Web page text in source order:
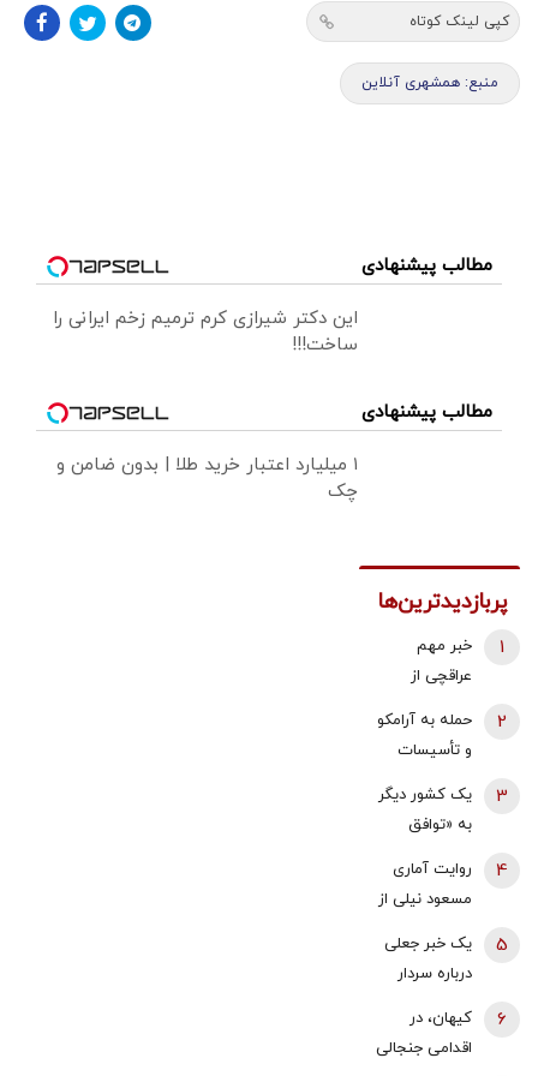
کپی لینک کوتاه
منبع: همشهری آنلاین
مطالب پیشنهادی
این دکتر شیرازی کرم ترمیم زخم ایرانی را
ساخت!!!
مطالب پیشنهادی
۱ میلیارد اعتبار خرید طلا | بدون ضامن و
چک
پربازدیدترین‌ها
خبر مهم
عراقچی از
نیروهای نظامی
عمان درباره
تنگه هرمز
1
حمله به آرامکو
و تأسیسات
واکنش وزارت
انرژی عربستان
به آتش سوزی
در پالایشگاه
آرامکو
2
یک کشور دیگر
به «توافق
پیوندد/ ترکیه
خیال ایران را
راحت کرد
3
روایت آماری
مسعود نیلی از
1405؛ نرخ ارز،
تقریبا ۵۰ برابر
شده و ۱۶‌
4
یک خبر جعلی
درباره سردار
ساخت بمب
اتم/ این شایعه
5
کیهان، در
اقدامی جنجالی
6